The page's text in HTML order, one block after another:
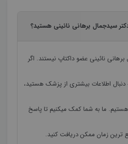
سیدجمال برهانی نائینی هستید؟
نائینی عضو داکتاپ نیستند. اگر
دنبال اطلاعات بیشتری از پزشک هستید،
ما به شما کمک میکنیم تا پاسخ
ترین زمان ممکن دریافت کنید.